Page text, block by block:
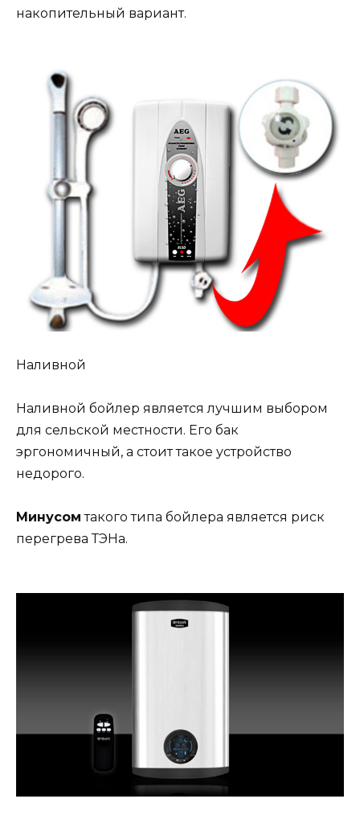
накопительный вариант.
Наливной
Наливной бойлер является лучшим выбором
для сельской местности. Его бак
эргономичный, а стоит такое устройство
недорого.
Минусом такого типа бойлера является риск
перегрева ТЭНа.